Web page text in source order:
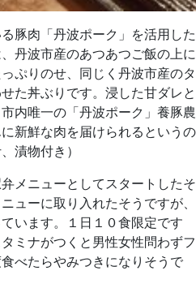
豚肉「丹波ポーク」を活用した
丹波市産のあつあつご飯の上に
ぷりのせ、同じく丹波市産のタ
た丼ぶりです。浸した甘ダレと
内唯一の「丹波ポーク」養豚農
新鮮な肉を届けられるというの
漬物付き）
メニューとしてスタートしたそ
ューに取り入れたそうですが、
います。１日１０食限定です
ミナがつくと男性女性問わずフ
べたらやみつきになりそうで